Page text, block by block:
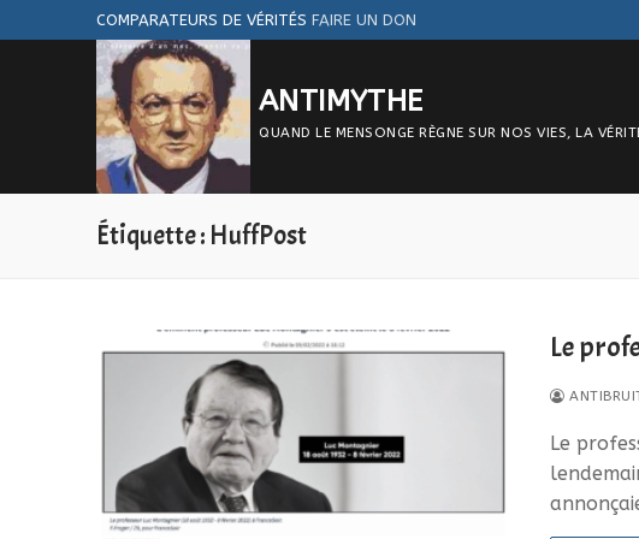
au
COMPARATEURS DE VÉRITÉS FAIRE UN DON
ANTIMYTHE
QUAND LE MENSONGE RÈGNE SUR NOS VIES, LA
Étiquette : HuffPost
Le
Le